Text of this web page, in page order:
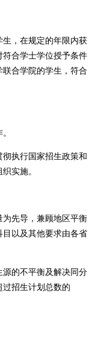
，在规定的年限内获
合学士学位授予条件
合学院的学生，符合
执行国家招生政策和
实施。
先导，兼顾地区平衡
以及其他要求由各省
的不平衡及解决同分
招生计划总数的